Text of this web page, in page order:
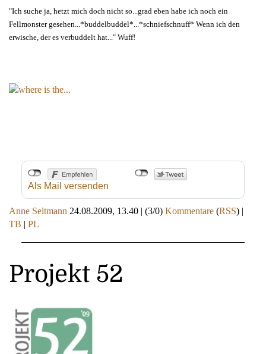
"Ich suche ja, hetzt mich doch nicht so...grad eben habe ich noch ein
Fellmonster gesehen...*buddelbuddel*...*schniefschnuff* Wenn ich den
erwische, der es verbuddelt hat..." Wuff!
Als Mail versenden
Anne Seltmann 24.08.2009, 13.40 | (3/0) Kommentare (RSS) |
TB | PL
Projekt 52